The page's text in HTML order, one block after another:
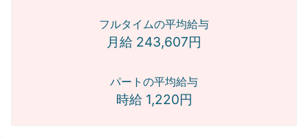
フルタイムの平均給与
月給 243,607円
パートの平均給与
時給 1,220円